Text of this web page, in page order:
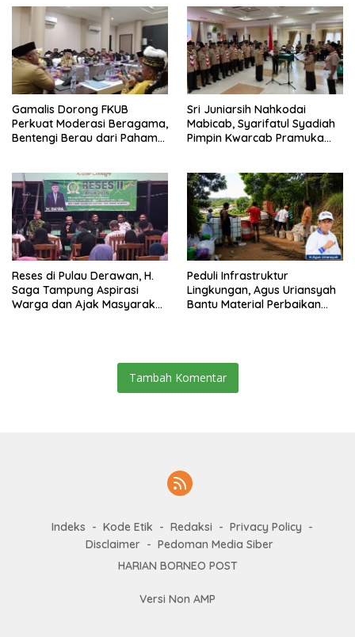
Gamalis Dorong FKUB
Perkuat Moderasi Beragama,
Bentengi Berau dari Paham
Sri Juniarsih Nahkodai
Mabicab, Syarifatul Syadiah
Pimpin Kwarcab Pramuka
Reses di Pulau Derawan, H.
Saga Tampung Aspirasi
Warga dan Ajak Masyarakat
Peduli Infrastruktur
Lingkungan, Agus Uriansyah
Bantu Material Perbaikan
Tambah Komentar
Indeks Kode Etik Redaksi
Privacy Policy
Disclaimer
Pedoman Media Siber
HARIAN BORNEO POST
Versi Non AMP